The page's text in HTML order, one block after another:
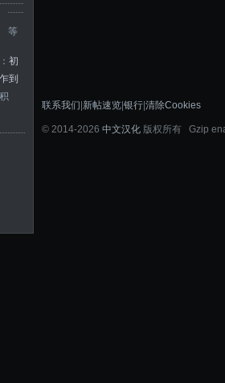
等
初
到
联系我们 新帖速览 银行 清除Cookies
© 2014-2026 中文汉化 版权所有 Gzip